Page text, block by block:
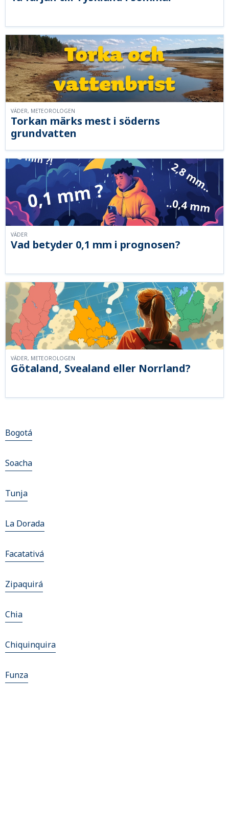
Torkan märks mest i söderns
grundvatten
VÄDER, METEOROLOGEN
Vad betyder 0,1 mm i prognosen?
VÄDER
Götaland, Svealand eller Norrland?
VÄDER, METEOROLOGEN
Bogotá
Soacha
Tunja
La Dorada
Facatativá
Zipaquirá
Chia
Chiquinquira
Funza